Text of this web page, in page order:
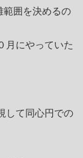
範囲を決めるの
月にやっていた
して同心円での